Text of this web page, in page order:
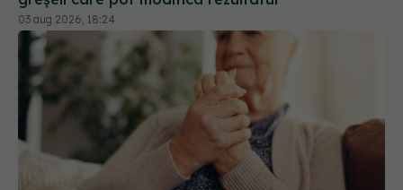
Primele 5 semne ale bolii Parkinson pe care 80%